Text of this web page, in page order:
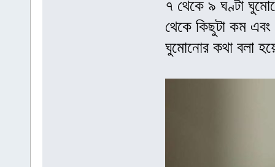
৭ থেকে ৯ ঘণ্টা
থেকে কিছুটা কম
ঘুমোনোর কথা বলা